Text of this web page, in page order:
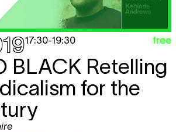
17:30-19:30 free
BLACK Retelling
for the